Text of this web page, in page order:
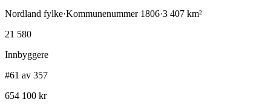
Nordland fylke·Kommunenummer 1806·3 407 km²
21 580
Innbyggere
#61 av 357
654 100 kr